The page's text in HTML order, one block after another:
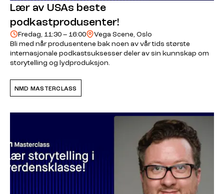
Lær av USAs beste
podkastprodusenter!
Fredag, 11:30 – 16:00
Vega Scene, Oslo
Bli med når produsentene bak noen av vår tids største
internasjonale podkastsuksesser deler av sin kunnskap om
storytelling og lydproduksjon.
NMD MASTERCLASS